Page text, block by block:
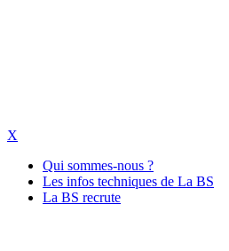
X
Qui sommes-nous ?
Les infos techniques de La BS
La BS recrute